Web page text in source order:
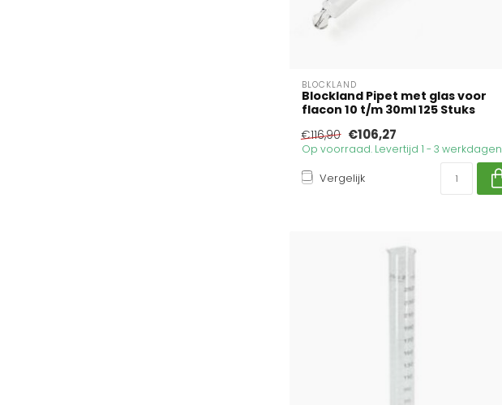
BLOCKLAND
Blockland Pipet met glas voor
flacon 10 t/m 30ml 125 Stuks
€116,90 €106,27
Op voorraad. Levertijd 1 - 3 werkdagen
Vergelijk